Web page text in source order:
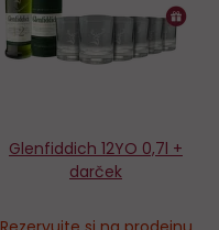
Glenfiddich 12YO 0,7l +
darček